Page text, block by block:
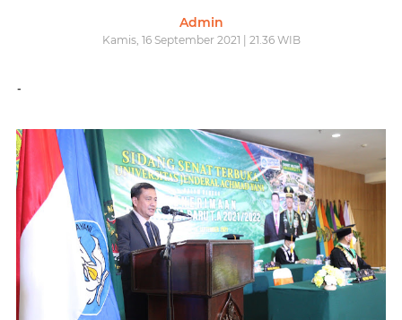
Admin
Kamis, 16 September 2021 | 21.36 WIB
-